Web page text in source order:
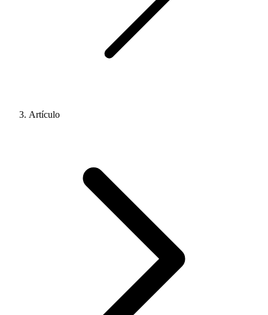
Artículo